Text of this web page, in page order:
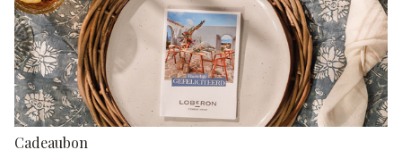
Cadeaubon